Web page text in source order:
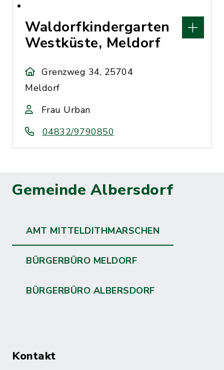
Waldorfkindergarten
Westküste, Meldorf
Grenzweg 34, 25704
Meldorf
Frau Urban
04832/9790850
Gemeinde Albersdorf
AMT MITTELDITHMARSCHEN
BÜRGERBÜRO MELDORF
BÜRGERBÜRO ALBERSDORF
Kontakt